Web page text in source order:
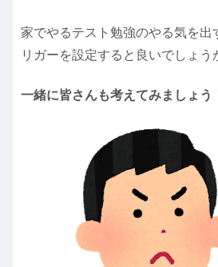
家でやるテスト勉強のやる気を出
リガーを設定すると良いでしょう
一緒に皆さんも考えてみましょう